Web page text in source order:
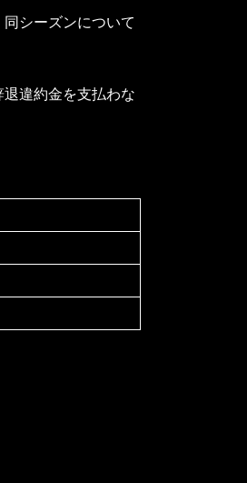
シーズンについて
違約金を支払わな